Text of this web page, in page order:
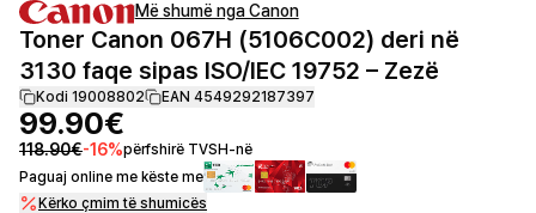
Më shumë nga Canon
Toner Canon 067H (5106C002) deri në
3130 faqe sipas ISO/IEC 19752 – Zezë
Kodi 19008802 EAN 4549292187397
99.90€
118.90€-16%përfshirë TVSH-në
Paguaj online me këste me
Kërko çmim të shumicës